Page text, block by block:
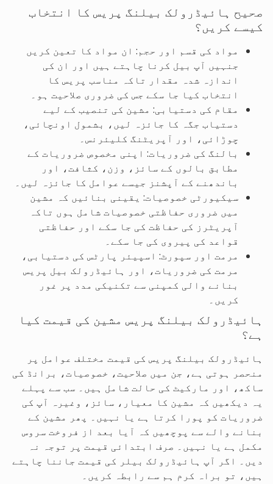
صحیح ہائیڈرولک بیلنگ پریس کا انتخاب
کیسے کریں؟
مواد کی قسم اور حجم: ان مواد کا تعین کریں
جنہیں آپ بیل کرنا چاہتے ہیں اور ان کی
اندازہ شدہ مقدار تاکہ مناسب پریس کا
انتخاب کیا جا سکے جس کی ضروری صلاحیت ہو۔
مقام کی دستیابی: مشین کی تنصیب کے لیے
دستیاب جگہ کا جائزہ لیں، بشمول اونچائی،
چوڑائی، اور آپریٹنگ کلیئرنس۔
بالنگ کی ضروریات: اپنی مخصوص ضروریات کے
مطابق بالوں کے سائز، وزن، کثافت، اور
باندھنے کے آپشنز جیسے عوامل کا جائزہ لیں۔
سیکیورٹی خصوصیات: یقینی بنائیں کہ مشین
میں ضروری حفاظتی خصوصیات شامل ہوں تاکہ
آپریٹرز کی حفاظت کی جا سکے اور حفاظتی
قواعد کی پیروی کی جا سکے۔
مرمت اور سپورٹ: اسپیئر پارٹس کی دستیابی،
مرمت کی ضروریات، اور ہائیڈرولک بیل پریس
بنانے والی کمپنی سے تکنیکی مدد پر غور
کریں۔
ہائیڈرولک بیلنگ پریس مشین کی قیمت کیا
ہے؟
ہائیڈرولک بیلنگ پریس کی قیمت مختلف عوامل پر
منحصر ہوتی ہے، جن میں صلاحیت، خصوصیات، برانڈ کی
ساکھ، اور مارکیٹ کی حالت شامل ہیں۔ سب سے پہلے
یہ دیکھیں کہ مشین کا معیار، سائز، وغیرہ آپ کی
ضروریات کو پورا کرتا ہے یا نہیں۔ پھر مشین کے
بنانے والے سے پوچھیں کہ آیا بعد از فروخت سروس
مکمل ہے یا نہیں۔ صرف ابتدائی قیمت پر توجہ نہ
دیں۔ اگر آپ ہائیڈرولک بیلر کی قیمت جاننا چاہتے
ہیں، تو براہ کرم ہم سے رابطہ کریں۔